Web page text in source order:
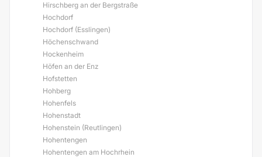
Hirschberg an der Bergstraße
Hochdorf
Hochdorf (Esslingen)
Höchenschwand
Hockenheim
Höfen an der Enz
Hofstetten
Hohberg
Hohenfels
Hohenstadt
Hohenstein (Reutlingen)
Hohentengen
Hohentengen am Hochrhein